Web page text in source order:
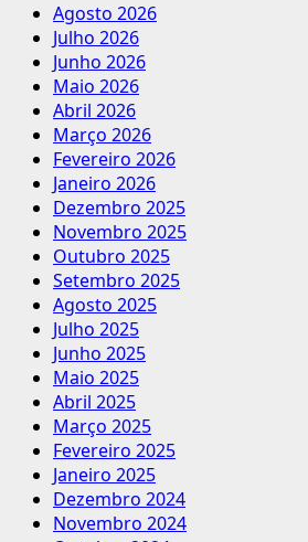
Agosto 2026
Julho 2026
Junho 2026
Maio 2026
Abril 2026
Março 2026
Fevereiro 2026
Janeiro 2026
Dezembro 2025
Novembro 2025
Outubro 2025
Setembro 2025
Agosto 2025
Julho 2025
Junho 2025
Maio 2025
Abril 2025
Março 2025
Fevereiro 2025
Janeiro 2025
Dezembro 2024
Novembro 2024